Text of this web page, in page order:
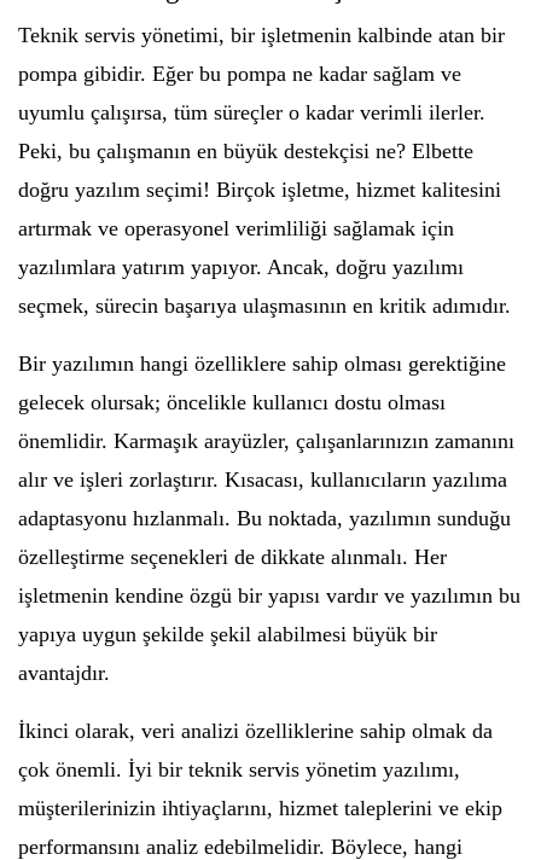
Teknik servis yönetimi, bir işletmenin kalbinde atan bir
pompa gibidir. Eğer bu pompa ne kadar sağlam ve
uyumlu çalışırsa, tüm süreçler o kadar verimli ilerler.
Peki, bu çalışmanın en büyük destekçisi ne? Elbette
doğru yazılım seçimi! Birçok işletme, hizmet kalitesini
artırmak ve operasyonel verimliliği sağlamak için
yazılımlara yatırım yapıyor. Ancak, doğru yazılımı
seçmek, sürecin başarıya ulaşmasının en kritik adımıdır.
Bir yazılımın hangi özelliklere sahip olması gerektiğine
gelecek olursak; öncelikle kullanıcı dostu olması
önemlidir. Karmaşık arayüzler, çalışanlarınızın zamanını
alır ve işleri zorlaştırır. Kısacası, kullanıcıların yazılıma
adaptasyonu hızlanmalı. Bu noktada, yazılımın sunduğu
özelleştirme seçenekleri de dikkate alınmalı. Her
işletmenin kendine özgü bir yapısı vardır ve yazılımın bu
yapıya uygun şekilde şekil alabilmesi büyük bir
avantajdır.
İkinci olarak, veri analizi özelliklerine sahip olmak da
çok önemli. İyi bir teknik servis yönetim yazılımı,
müşterilerinizin ihtiyaçlarını, hizmet taleplerini ve ekip
performansını analiz edebilmelidir. Böylece, hangi